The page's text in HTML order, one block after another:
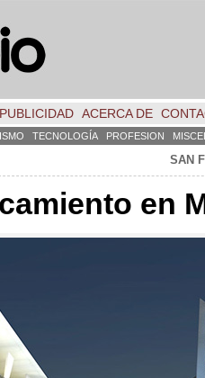
PUBLICIDAD ACERCA DE
TECNOLOGÍA PROFESION
SAN
en